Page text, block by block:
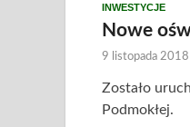
INWESTYCJE
Nowe
9 listopada 2018
Zostało
Podmokłej.